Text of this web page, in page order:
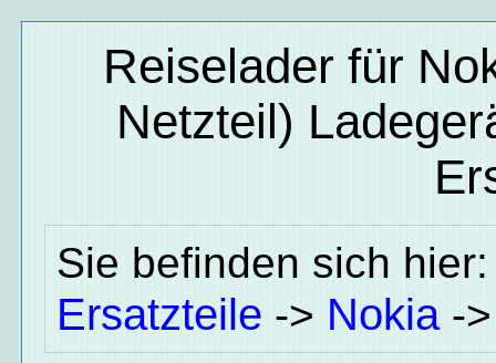
Reiselader für
Netzteil)
Sie befinden sich
Ersatzteile -> Nokia-